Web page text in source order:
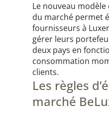
Le nouveau
du marché permet
fournisseurs à
gérer leurs
deux pays en
consommation
clients.
Les règles
marché